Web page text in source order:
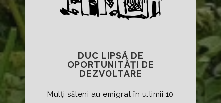
DUC LIPSĂ DE
OPORTUNITĂȚI DE
DEZVOLTARE
Mulți săteni au emigrat în ultimii 10